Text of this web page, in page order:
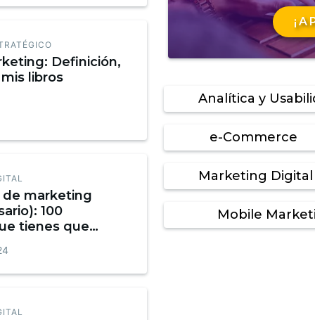
Definición,
libros
de marketing
100
tienes que
Analítica y
e-Commerce
Marketing Digital
Mobile